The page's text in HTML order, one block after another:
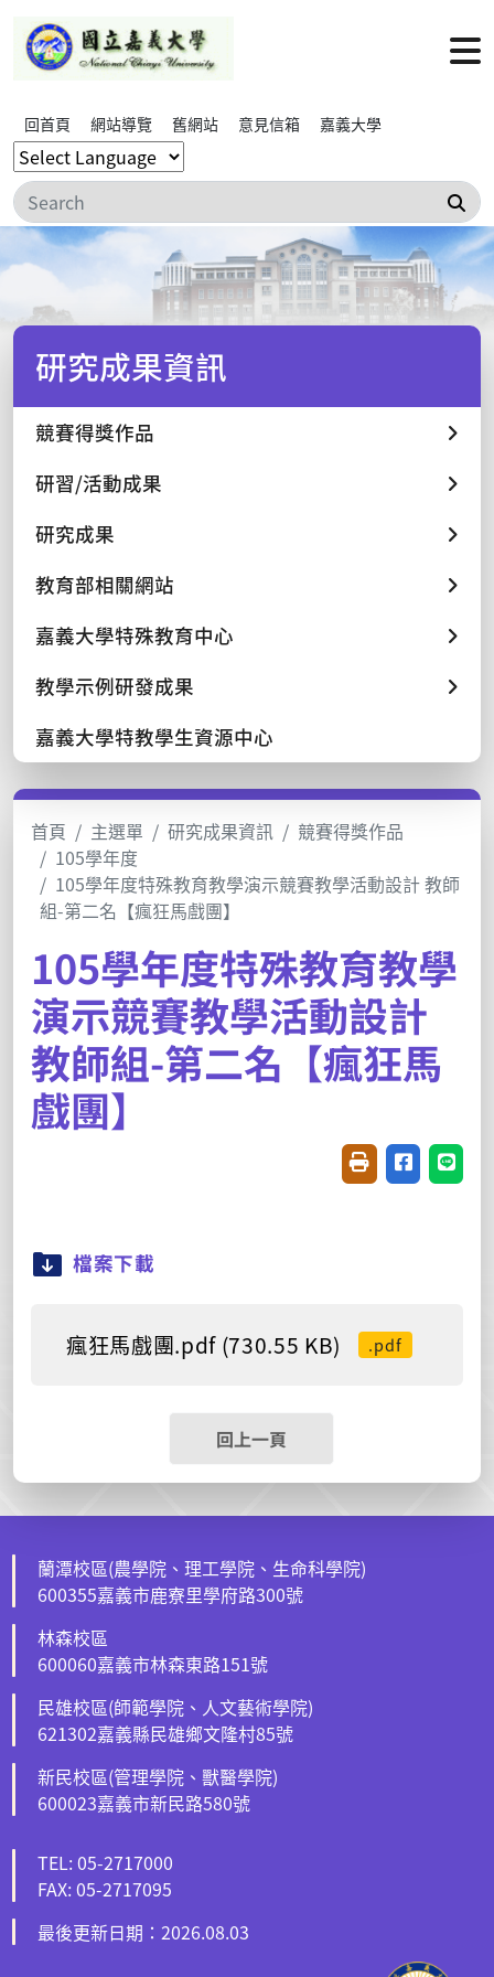
回首頁 網站導覽 舊網站 意見信箱 嘉義大學
搜
研究成果資訊
競賽得獎作品
研習/活動成果
研究成果
教育部相關網站
嘉義大學特殊教育中心
教學示例研發成果
嘉義大學特教學生資源中心
首頁 主選單 研究成果資訊
競賽得獎作品
105學年度
105學年度特殊教育教學演示競賽教學活動設計 教師
組-第二名【瘋狂馬戲團】
105學年度特殊教育教學
演示競賽教學活動設計
教師組-第二名【瘋狂馬
戲團】
友善列印(開新視
分享至臉書
分享
檔案下載
瘋狂馬戲團.pdf (730.55 KB) .pdf
回上一頁
蘭潭校區(農學院、理工學院、生命科學院)
600355嘉義市鹿寮里學府路300號
林森校區
600060嘉義市林森東路151號
民雄校區(師範學院、人文藝術學院)
621302嘉義縣民雄鄉文隆村85號
新民校區(管理學院、獸醫學院)
600023嘉義市新民路580號
TEL: 05-2717000
FAX: 05-2717095
最後更新日期：2026.08.03